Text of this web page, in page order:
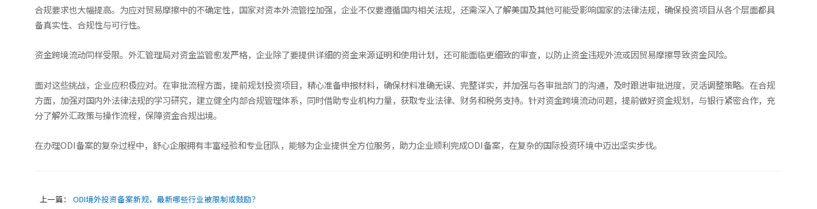
合规要求也大幅提高。为应对贸易摩擦中的不确定性，国家对资本外流管控加强，企业不仅要遵循国内相关法规，还需深入了解美国及其他可能受影响国家的法律法规，确保投资项目从各个层面都具
备真实性、合规性与可行性。
资金跨境流动同样受限。外汇管理局对资金监管愈发严格，企业除了要提供详细的资金来源证明和使用计划，还可能面临更细致的审查，以防止资金违规外流或因贸易摩擦导致资金风险。
面对这些挑战，企业应积极应对。在审批流程方面，提前规划投资项目，精心准备申报材料，确保材料准确无误、完整详实，并加强与各审批部门的沟通，及时跟进审批进度，灵活调整策略。在合规
方面，加强对国内外法律法规的学习研究，建立健全内部合规管理体系，同时借助专业机构力量，获取专业法律、财务和税务支持。针对资金跨境流动问题，提前做好资金规划，与银行紧密合作，充
分了解外汇政策与操作流程，保障资金合规出境。
在办理ODI备案的复杂过程中，舒心企服拥有丰富经验和专业团队，能够为企业提供全方位服务，助力企业顺利完成ODI备案，在复杂的国际投资环境中迈出坚实步伐。
上一篇：
ODI境外投资备案新规，最新哪些行业被限制或鼓励？